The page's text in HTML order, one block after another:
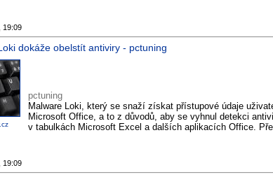
19:09
dokáže obelstít antiviry - pctuning
pctuning
Malware Loki, který se snaží získat přístupové údaje
Microsoft Office, a to z důvodů, aby se vyhnul detekci
v tabulkách Microsoft Excel a dalších aplikacích Office.
19:09